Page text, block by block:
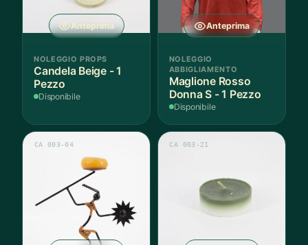
Anteprima
NOLEGGIO PROPS
Candela Beige - 1
Pezzo
Disponibile
Anteprima
NOLEGGIO
ABBIGLIAMENTO
Maglione Rosso
Donna S - 1 Pezzo
Disponibile
CA 003-04 CA 003-21